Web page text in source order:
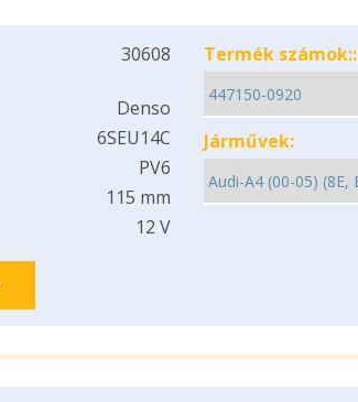
30608
Denso
6SEU14C
PV6
115 mm
12 V
Termék számok::
Járművek: